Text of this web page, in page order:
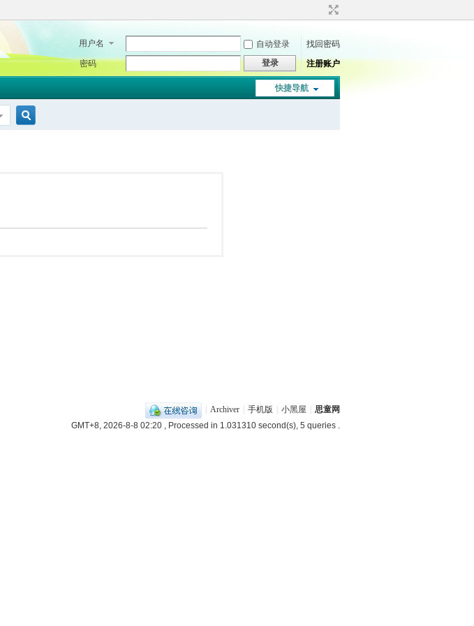
用户名 自动登录
找回密码
密码
登录 注册账户
快捷导航
Archiver 手机版 小黑屋
思童网
GMT+8, 2026-8-8 02:20 , Processed in 1.031310 second(s), 5 queries .